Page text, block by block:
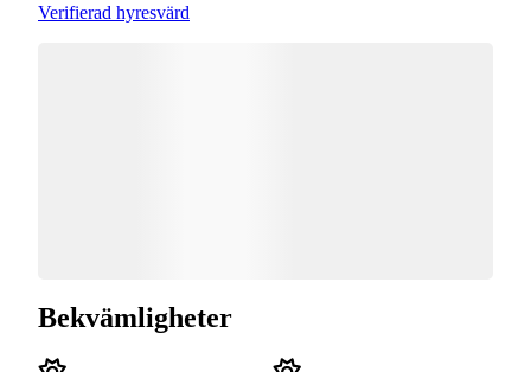
Verifierad hyresvärd
Bekvämligheter